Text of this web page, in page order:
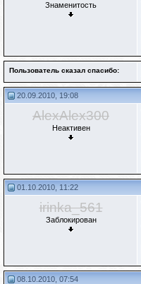
Знаменитость
Пользователь сказал cпасибо:
20.09.2010, 19:08
AlexAlex300
Неактивен
01.10.2010, 11:22
irinka_561
Заблокирован
08.10.2010, 07:54